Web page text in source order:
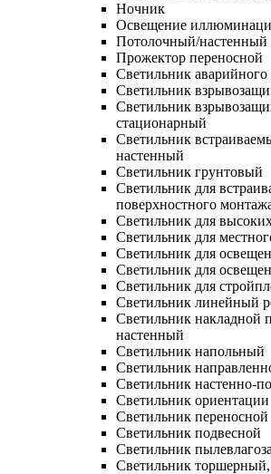
Ночник
Освещение
Потолочный/настенный
Прожектор переносной
Светильник
Светильник
Светильник
стационарный
Светильник
настенный
Светильник грунтовый
Светильник для
поверхностного
Светильник для
Светильник для
Светильник для
Светильник для
Светильник для
Светильник линейный
Светильник накладной
настенный
Светильник напольный
Светильник
Светильник настенно-
Светильник ориентации
Светильник переносной
Светильник подвесной
Светильник
Светильник торшерный,